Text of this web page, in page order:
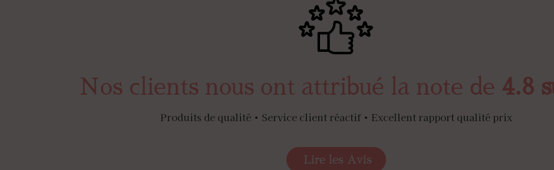
Nos clients nous ont attribué la note de 4.8
Produits de qualité • Service client réactif • Excellent rapport qualité prix
Lire les Avis